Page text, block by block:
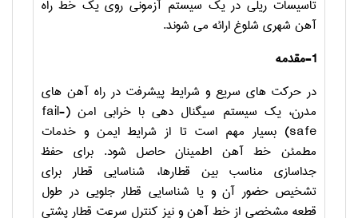
تاسیسات ریلی در یک سیستم آزمونی روی یک خط راه
آهن شهری شلوغ ارائه می شوند.
1-مقدمه
در حرکت های سریع و شرایط پیشرفت در راه آهن های
مدرن، یک سیستم سیگنال دهی با خرابی امن (fail-
safe) بسیار مهم است تا از شرایط ایمن و خدمات
مطمئن خط آهن اطمینان حاصل شود. برای حفظ
جداسازی مناسب بین قطارها، شناسایی قطار برای
تشخیص حضور آن و یا شناسایی قطار جلویی در طول
قطعه مشخصی از خط آهن و نیز کنترل سرعت قطار پشتی